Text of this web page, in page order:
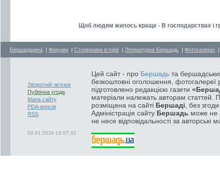
Щоб людям жилось краще - В господарствах і
Бершадщина | Форуми | Сторінками історії | Літературна Бершадь | Фотогалереї
Зворотній зв'язок
Публічна угода
Мапа сайту
PDA-версія
RSS
09.01.2026 15:07:32
Цей сайт - про Бершадь та
безкоштовні оголошення, фотогалереї
підготовлено редакцією газети
матеріали належать авторам статтей.
розміщена на сайті Бершаді , без
Адміністрація сайту Бершадь може не
не несе відповідальності за авторські